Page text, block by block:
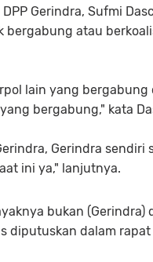
Gerindra, Sufmi
bergabung atau
lain yang
bergabung," kata
Gerindra
ini ya," lanjutnya.
bukan
diputuskan dalam